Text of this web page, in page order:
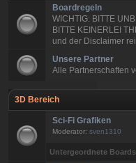
Boardregeln
WICHTIG: BITTE
BITTE KEINERLEI
und der Disclaimer
Unsere Partner
Alle Partnerschaften
3D Bereich
Sci-Fi Grafiken
Moderator: sven1310
Untergeordnete Boards